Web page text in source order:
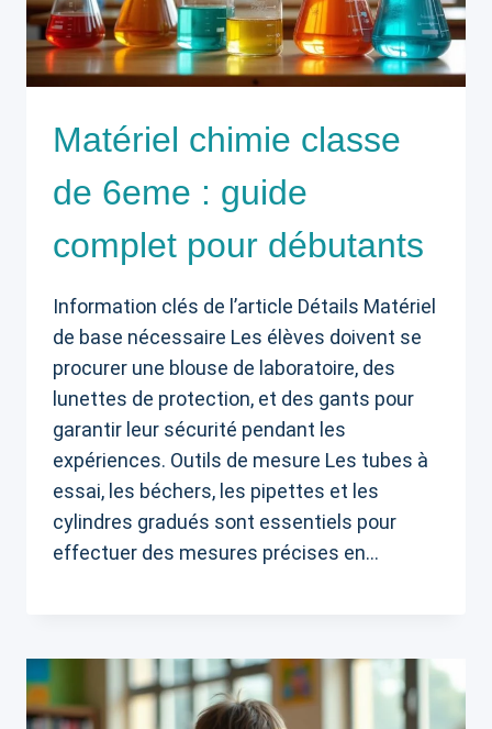
Matériel chimie classe
de 6eme : guide
complet pour débutants
Information clés de l’article Détails Matériel
de base nécessaire Les élèves doivent se
procurer une blouse de laboratoire, des
lunettes de protection, et des gants pour
garantir leur sécurité pendant les
expériences. Outils de mesure Les tubes à
essai, les béchers, les pipettes et les
cylindres gradués sont essentiels pour
effectuer des mesures précises en…